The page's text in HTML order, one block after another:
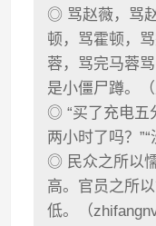
◎ 骂赵薇，骂
顿，骂霍顿，
蓉，骂完马蓉
是小僵尸蹲。（
◎ “买了充电五
两小时了吗？”“
◎ 民众之所以
高。官员之所
低。（